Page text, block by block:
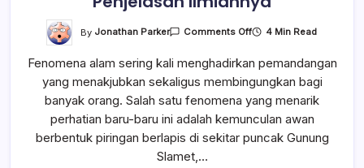
By Jonathan Parker Comments OffOn
Piringan
Berlapis
Muncul
Puncak
Gunung
Slamet,
Ini
4 Min Read
Fenomena alam sering kali menghadirkan pemandangan
yang menakjubkan sekaligus membingungkan bagi
banyak orang. Salah satu fenomena yang menarik
perhatian baru-baru ini adalah kemunculan awan
berbentuk piringan berlapis di sekitar puncak Gunung
Slamet,…